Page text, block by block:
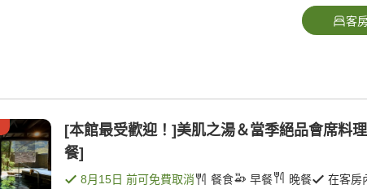
客
[本館最受歡迎！]美肌之湯＆當季絕品會席料
餐]
8月15日 前可免費取消 餐食 早餐 晚餐
在客房